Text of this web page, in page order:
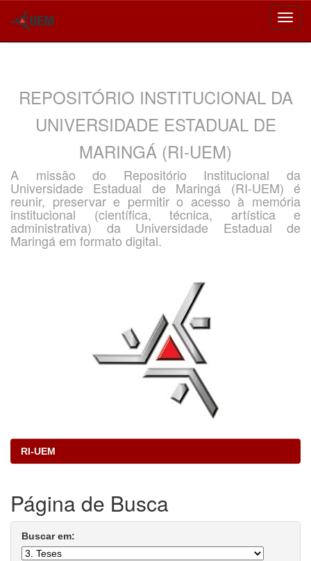
REPOSITÓRIO INSTITUCIONAL DA
UNIVERSIDADE ESTADUAL DE
MARINGÁ (RI-UEM)
A missão do Repositório Institucional da
Universidade Estadual de Maringá (RI-UEM) é
reunir, preservar e permitir o acesso à memória
institucional (científica, técnica, artística e
administrativa) da Universidade Estadual de
Maringá em formato digital.
RI-UEM
Página de Busca
Buscar em: